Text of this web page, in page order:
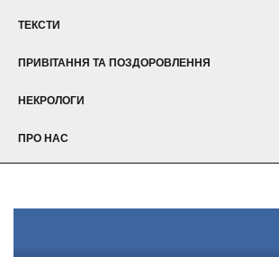
ТЕКСТИ
ПРИВІТАННЯ ТА ПОЗДОРОВЛЕННЯ
НЕКРОЛОГИ
ПРО НАС